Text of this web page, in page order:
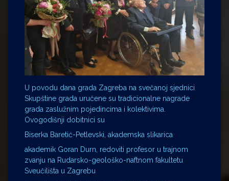
U povodu dana grada Zagreba na svečanoj sjednici
Skupštine grada uručene su tradicionalne nagrade
grada zaslužnim pojedincima i kolektivima.
Ovogodišnji dobitnici su
Biserka Baretić-Petlevski, akademska slikarica
akademik Goran Durn, redoviti profesor u trajnom
zvanju na Rudarsko-geološko-naftnom fakultetu
Sveučilišta u Zagrebu